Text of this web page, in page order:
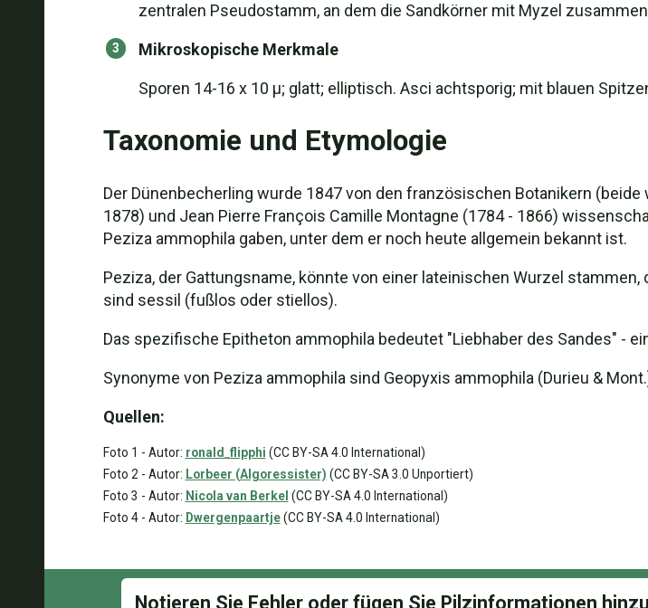
zentralen Pseudostamm, an dem die Sandkörner mit Myzel
Mikroskopische Merkmale
Sporen 14-16 x 10 µ; glatt; elliptisch. Asci achtsporig; mit blauen
Taxonomie und Etymologie
Der Dünenbecherling wurde 1847 von den französischen Botanikern
1878) und Jean Pierre François Camille Montagne (1784 - 1866)
Peziza ammophila gaben, unter dem er noch heute allgemein bekannt ist.
Peziza, der Gattungsname, könnte von einer lateinischen Wurzel
sind sessil (fußlos oder stiellos).
Das spezifische Epitheton ammophila bedeutet "Liebhaber des Sandes" -
Synonyme von Peziza ammophila sind Geopyxis ammophila (Durieu &
Quellen:
Foto 1 - Autor: ronald_flipphi (CC BY-SA 4.0 International)
Foto 2 - Autor: Lorbeer (Algoressister) (CC BY-SA 3.0 Unportiert)
Foto 3 - Autor: Nicola van Berkel (CC BY-SA 4.0 International)
Foto 4 - Autor: Dwergenpaartje(CC BY-SA 4.0 International)